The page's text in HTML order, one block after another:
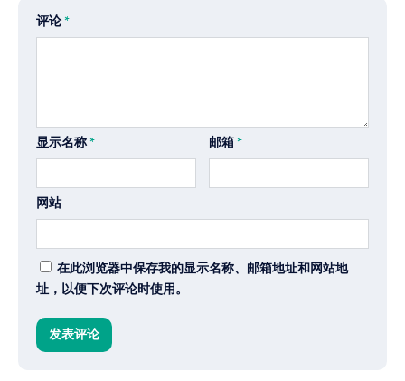
评论*
显示名称* 邮箱*
网站
在此浏览器中保存我的显示名称、邮箱地址和网站地
址，以便下次评论时使用。